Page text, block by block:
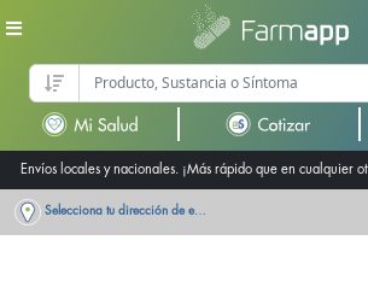
Envíos locales y nacionales. ¡Más rápido que en cualquier
Selecciona tu dirección de entrega